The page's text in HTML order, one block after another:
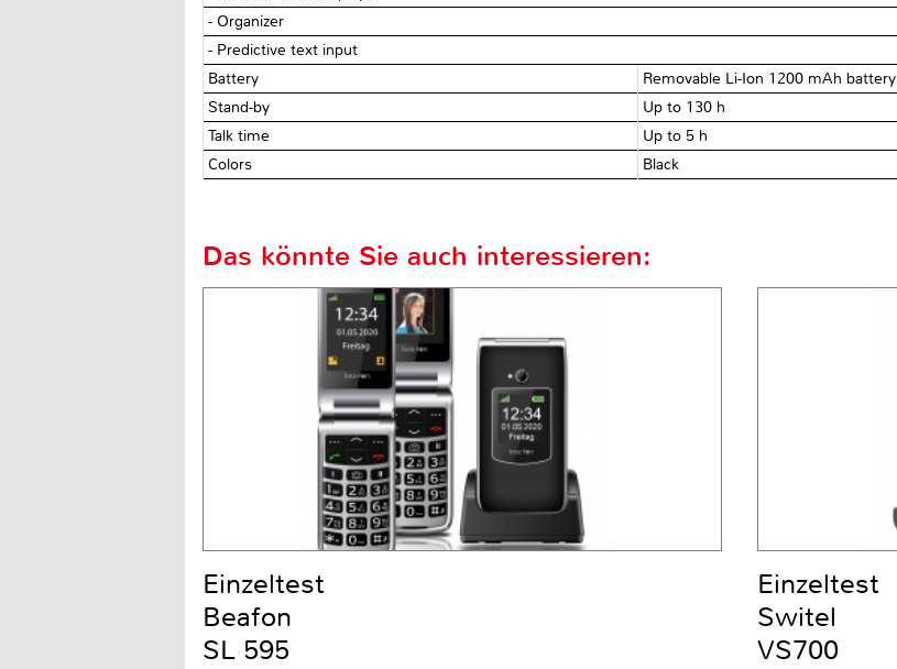
- Organizer
- Predictive text input
Battery
Removable Li-Ion 1200 mAh battery
Stand-by
Up to 130 h
Talk time
Up to 5 h
Colors
Black
Das könnte Sie auch interessieren:
Einzeltest
Beafon
SL 595
Einzeltest
Switel
VS700